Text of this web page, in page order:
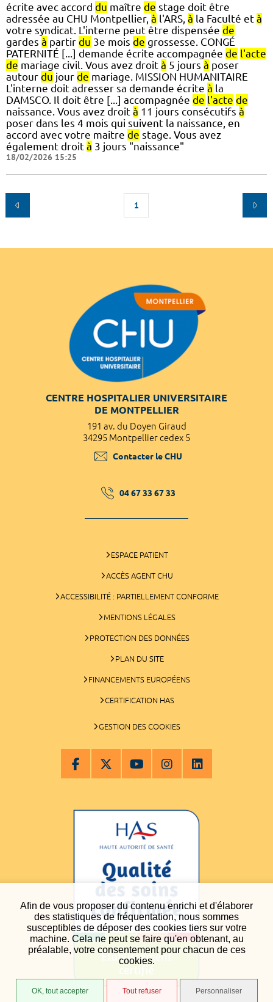
Afin de vous proposer du contenu enrichi et d'élaborer
des statistiques de fréquentation, nous sommes
susceptibles de déposer des cookies tiers sur votre
machine. Cela ne peut se faire qu'en obtenant, au
préalable, votre consentement pour chacun de ces
cookies.
OK, tout accepter Tout refuser Personnaliser
écrite avec accord du maître de stage doit être
adressée au CHU Montpellier, à l'ARS, à la Faculté et à
votre syndicat. L'interne peut être dispensée de
gardes à partir du 3e mois de grossesse. CONGÉ
PATERNITÉ [...] demande écrite accompagnée de l'acte
de mariage civil. Vous avez droit à 5 jours à poser
autour du jour de mariage. MISSION HUMANITAIRE
L'interne doit adresser sa demande écrite à la
DAMSCO. Il doit être [...] accompagnée de l'acte de
naissance. Vous avez droit à 11 jours consécutifs à
poser dans les 4 mois qui suivent la naissance, en
accord avec votre maitre de stage. Vous avez
également droit à 3 jours "naissance"
18/02/2026 15:25
1
CENTRE HOSPITALIER UNIVERSITAIRE
DE MONTPELLIER
191 av. du Doyen Giraud
34295 Montpellier cedex 5
Contacter le CHU
04 67 33 67 33
ESPACE PATIENT
ACCÈS AGENT CHU
ACCESSIBILITÉ : PARTIELLEMENT CONFORME
MENTIONS LÉGALES
PROTECTION DES DONNÉES
PLAN DU SITE
FINANCEMENTS EUROPÉENS
CERTIFICATION HAS
GESTION DES COOKIES